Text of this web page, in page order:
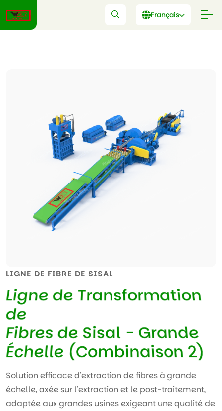
Français
LIGNE DE FIBRE DE SISAL
Ligne de Transformation
de
Fibres de Sisal - Grande
Échelle (Combinaison 2)
Solution efficace d'extraction de fibres à grande
échelle, axée sur l'extraction et le post-traitement,
adaptée aux grandes usines exigeant une qualité de